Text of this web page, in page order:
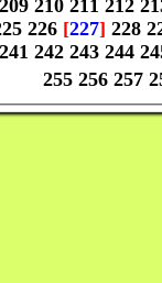
209 210 211 212
226 [227] 228
241 242 243 244
255 256 257